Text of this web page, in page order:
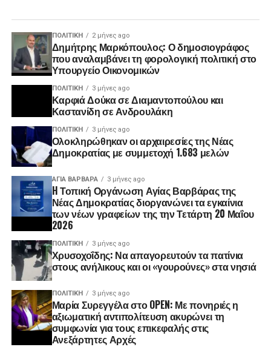
ΠΟΛΙΤΙΚΉ 2 μήνες ago
Δημήτρης Μαρκόπουλος: Ο δημοσιογράφος
που αναλαμβάνει τη φορολογική πολιτική στο
Υπουργείο Οικονομικών
ΠΟΛΙΤΙΚΉ 3 μήνες ago
Καρφιά Δούκα σε Διαμαντοπούλου και
Καστανίδη σε Ανδρουλάκη
ΠΟΛΙΤΙΚΉ 3 μήνες ago
Ολοκληρώθηκαν οι αρχαιρεσίες της Νέας
Δημοκρατίας με συμμετοχή 1.683 μελών
ΑΓΙΑ ΒΑΡΒΑΡΑ 3 μήνες ago
H Τοπική Οργάνωση Αγίας Βαρβάρας της
Νέας Δημοκρατίας διοργανώνει τα εγκαίνια
των νέων γραφείων της την Τετάρτη 20 Μαΐου
2026
ΠΟΛΙΤΙΚΉ 3 μήνες ago
Χρυσοχοΐδης: Να απαγορευτούν τα πατίνια
στους ανήλικους και οι «γουρούνες» στα νησιά
ΠΟΛΙΤΙΚΉ 3 μήνες ago
Μαρία Συρεγγέλα στο OPEN: Με πονηριές η
αξιωματική αντιπολίτευση ακυρώνει τη
συμφωνία για τους επικεφαλής στις
Ανεξάρτητες Αρχές